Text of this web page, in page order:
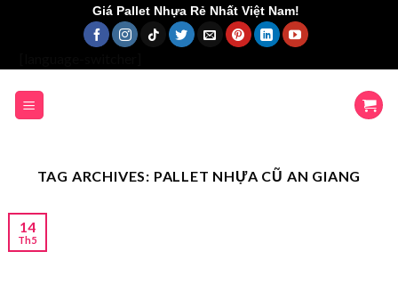
Giá Pallet Nhựa Rẻ Nhất Việt Nam!
TAG ARCHIVES: PALLET NHỰA CŨ AN GIANG
14
Th5